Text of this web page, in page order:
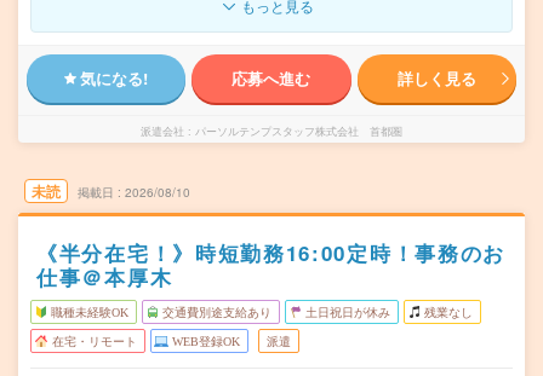
もっと見る
気になる! 応募へ進む 詳しく見る
派遣会社 パーソルテンプスタッフ株式会社 首都圏
未読 掲載日 2026/08/10
《半分在宅！》時短勤務16:00定時！事務のお
仕事＠本厚木
職種未経験OK 交通費別途支給あり 土日祝日が休み 残業なし
在宅・リモート WEB登録OK 派遣